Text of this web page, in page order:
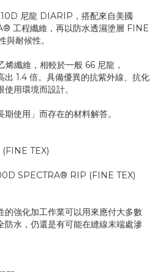
尼龍 DIARIP，搭配來自美國
工程纖維，再以防水透濕塗層 FINE
與耐候性。
纖維，相較於一般 66 尼龍，
出 1.4 倍。具備優異的抗紫外線、抗化
用環境而設計。
使用」而存在的材料解答。
TEX)
SPECTRA® RIP (FINE TEX)
的強化加工作業可以用來應付大多數
防水，仍還是有可能在縫線末端處滲